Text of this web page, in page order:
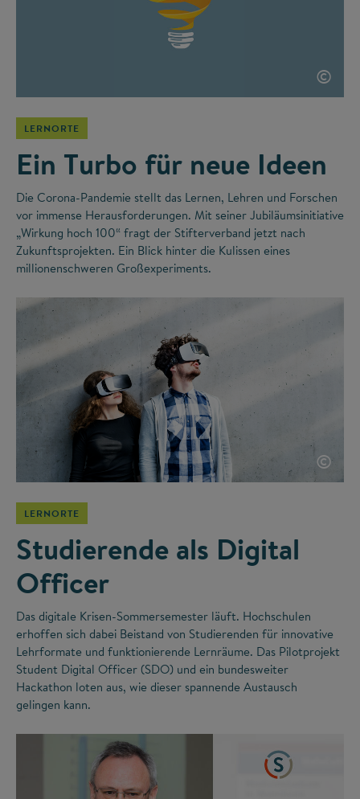
©
LERNORTE
Ein Turbo für neue Ideen
Die Corona-Pandemie stellt das Lernen, Lehren und Forschen
vor immense Herausforderungen. Mit seiner Jubiläumsinitiative
„Wirkung hoch 100“ fragt der Stifterverband jetzt nach
Zukunftsprojekten. Ein Blick hinter die Kulissen eines
millionenschweren Großexperiments.
©
LERNORTE
Studierende als Digital
Officer
Das digitale Krisen-Sommersemester läuft. Hochschulen
erhoffen sich dabei Beistand von Studierenden für innovative
Lehrformate und funktionierende Lernräume. Das Pilotprojekt
Student Digital Officer (SDO) und ein bundesweiter
Hackathon loten aus, wie dieser spannende Austausch
gelingen kann.